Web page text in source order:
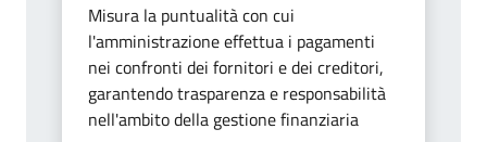
Misura la puntualità con cui
l'amministrazione effettua i pagamenti
nei confronti dei fornitori e dei creditori,
garantendo trasparenza e responsabilità
nell'ambito della gestione finanziaria